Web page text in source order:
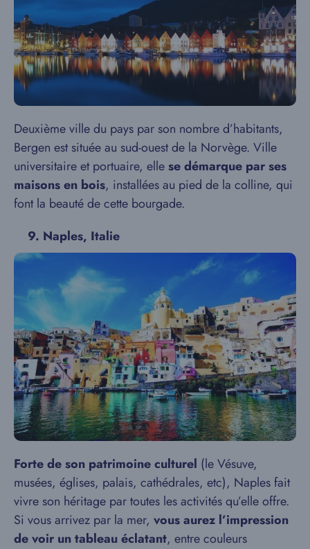
Deuxième ville du pays par son nombre d’habitants,
Bergen est située au sud-ouest de la Norvège. Ville
universitaire et portuaire, ellese démarque par ses
maisons en bois, installées au pied de la colline, qui
font la beauté de cette bourgade.
9. Naples, Italie
Forte de son patrimoine culturel (le Vésuve,
musées, églises, palais, cathédrales, etc), Naples fait
vivre son héritage par toutes les activités qu’elle offre.
Si vous arrivez par la mer, vous aurez l’impression
de voir un tableau éclatant, entre couleurs